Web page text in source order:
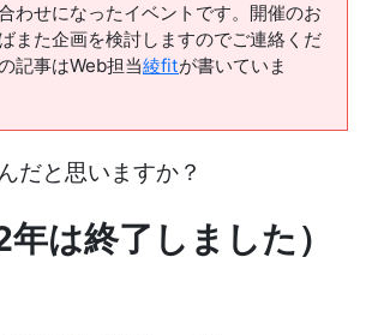
わせになったイベントです。開催のお
また企画を検討しますのでご連絡くだ
記事はWeb担当綾fitが書いていま
だと思いますか？
年は終了しました）